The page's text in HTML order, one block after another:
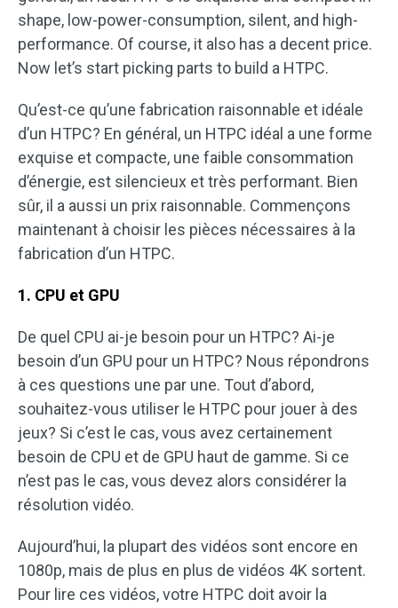
shape, low-power-consumption, silent, and high-
performance. Of course, it also has a decent price.
Now let’s start picking parts to build a HTPC.
Qu’est-ce qu’une fabrication raisonnable et idéale
d’un HTPC? En général, un HTPC idéal a une forme
exquise et compacte, une faible consommation
d’énergie, est silencieux et très performant. Bien
sûr, il a aussi un prix raisonnable. Commençons
maintenant à choisir les pièces nécessaires à la
fabrication d’un HTPC.
1. CPU et GPU
De quel CPU ai-je besoin pour un HTPC? Ai-je
besoin d’un GPU pour un HTPC? Nous répondrons
à ces questions une par une. Tout d’abord,
souhaitez-vous utiliser le HTPC pour jouer à des
jeux? Si c’est le cas, vous avez certainement
besoin de CPU et de GPU haut de gamme. Si ce
n’est pas le cas, vous devez alors considérer la
résolution vidéo.
Aujourd’hui, la plupart des vidéos sont encore en
1080p, mais de plus en plus de vidéos 4K sortent.
Pour lire ces vidéos, votre HTPC doit avoir la